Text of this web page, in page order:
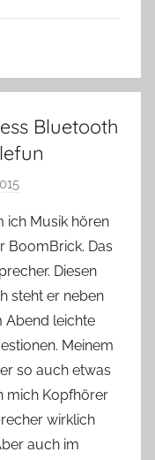
Bluetooth
n
Y
v
o
n
n
e
ich Musik hören
BoomBrick. Das
Diesen
steht er neben
Abend leichte
Meinem
so auch etwas
mich Kopfhörer
wirklich
auch im